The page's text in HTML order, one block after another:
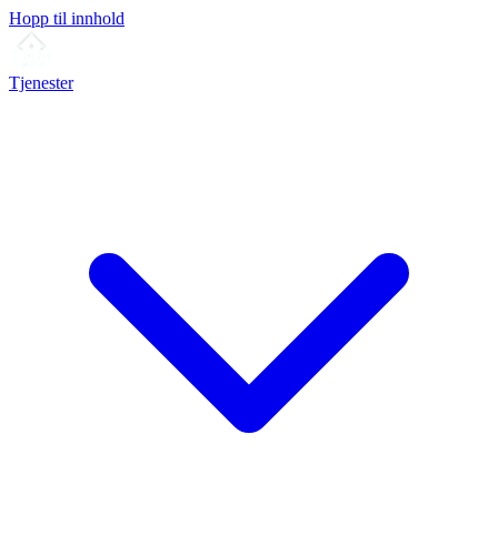
Hopp til innhold
Tjenester